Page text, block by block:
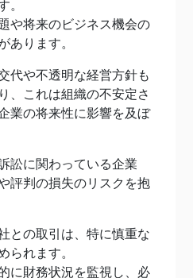
。
や将来のビジネス機会の
あります。
代や不透明な経営方針も
、これは組織の不安定さ
業の将来性に影響を及ぼ
訟に関わっている企業
評判の損失のリスクを抱
との取引は、特に慎重な
られます。
に財務状況を監視し、必